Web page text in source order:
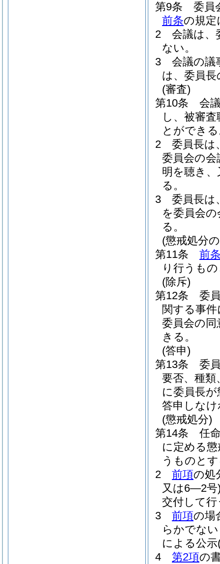
第9条
委員
前条の規定
2
会議は、
ない。
3
会議の議
は、委員
(審査)
第10条
会
し、被審
とができ
2
委員長は
委員会の
明を聴き
る。
3
委員長は
を委員会
る。
(懲戒処分
第11条
前
り行うも
(除斥)
第12条
委
関する事
委員会の
きる。
(答申)
第13条
委
要否、種
に委員長
答申しな
(懲戒処分)
第14条
任
に定める
うものと
2
前項の処
又は6―2号
交付して
3
前項の場
らかでな
による公示
4
第2項の